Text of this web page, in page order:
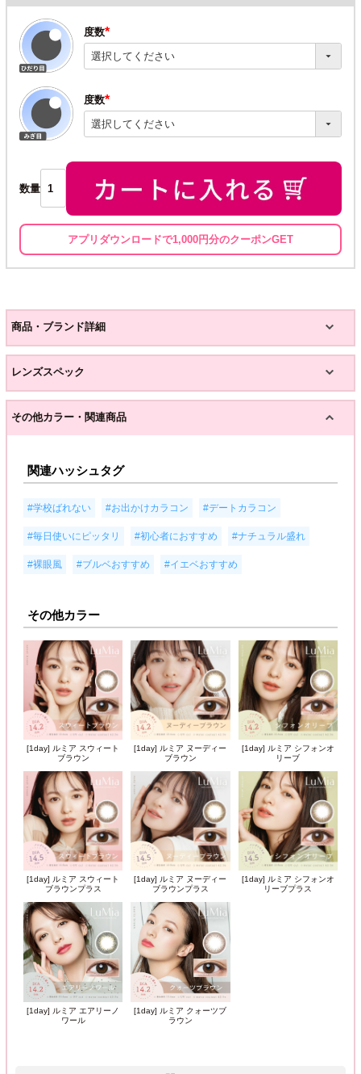
度数
(必
須)
度数
(必
須)
数量
アプリダウンロードで1,000円分のクーポンGET
商品・ブランド詳細
レンズスペック
その他カラー・関連商品
関連ハッシュタグ
#学校ばれない #お出かけカラコン #デートカラコン
#毎日使いにピッタリ #初心者におすすめ #ナチュラル盛れ
#裸眼風 #ブルベおすすめ #イエベおすすめ
その他カラー
[1day] ルミア スウィート
ブラウン
[1day] ルミア ヌーディー
ブラウン
[1day] ルミア シフォンオ
リーブ
[1day] ルミア スウィート
ブラウンプラス
[1day] ルミア ヌーディー
ブラウンプラス
[1day] ルミア シフォンオ
リーブプラス
[1day] ルミア エアリーノ
ワール
[1day] ルミア クォーツブ
ラウン